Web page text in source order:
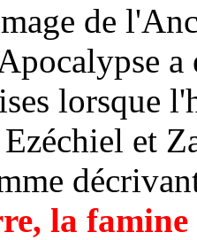
de
a
lorsque
et
la